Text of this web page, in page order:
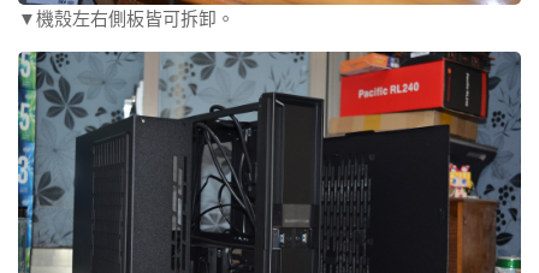
▼機殼左右側板皆可拆卸。